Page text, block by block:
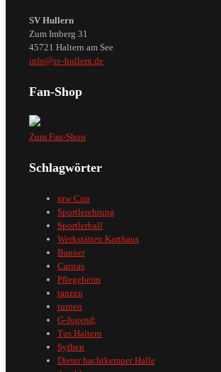
SV Hullern
Zum Imberg 31
45721 Haltern am See
info@sv-hullern.de
Fan-Shop
Zum Fan-Shop
Schlagwörter
nrw Cup
Sportlerehrung
Sportlerball
Werkstätten Karthaus
Banner
Caritas
Pflegeheim
tanzen
turnen
G-Jugend;
Tus Haltern
Sythen
Dieter hachtkemper Halle